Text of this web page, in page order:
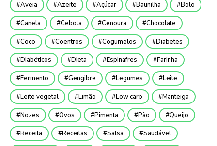
Aveia Azeite Açúcar Baunilha Bolo
Canela Cebola Cenoura Chocolate
Coco Coentros Cogumelos Diabetes
Diabéticos Dieta Espinafres Farinha
Fermento Gengibre Legumes Leite
Leite vegetal Limão Low carb Manteiga
Nozes Ovos Pimenta Pão Queijo
Receita Receitas Salsa Saudável